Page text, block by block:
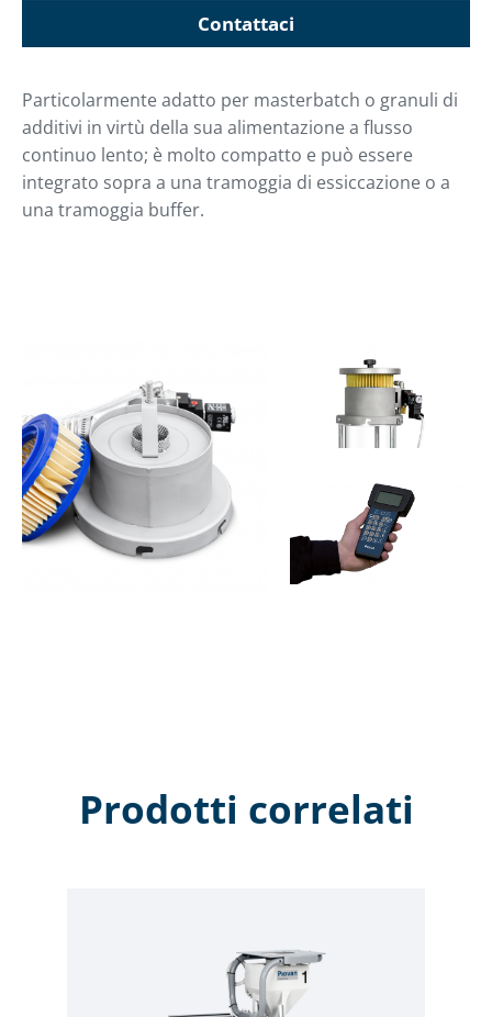
Contattaci
Particolarmente adatto per masterbatch o granuli di
additivi in virtù della sua alimentazione a flusso
continuo lento; è molto compatto e può essere
integrato sopra a una tramoggia di essiccazione o a
una tramoggia buffer.
Prodotti correlati